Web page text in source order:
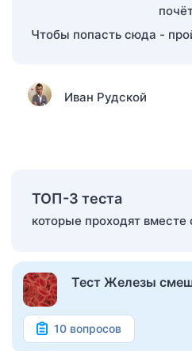
Чтобы попасть сюда -
Иван Рудской
ТОП-3 теста
которые проходят вместе
Тест Железы
10 вопросов